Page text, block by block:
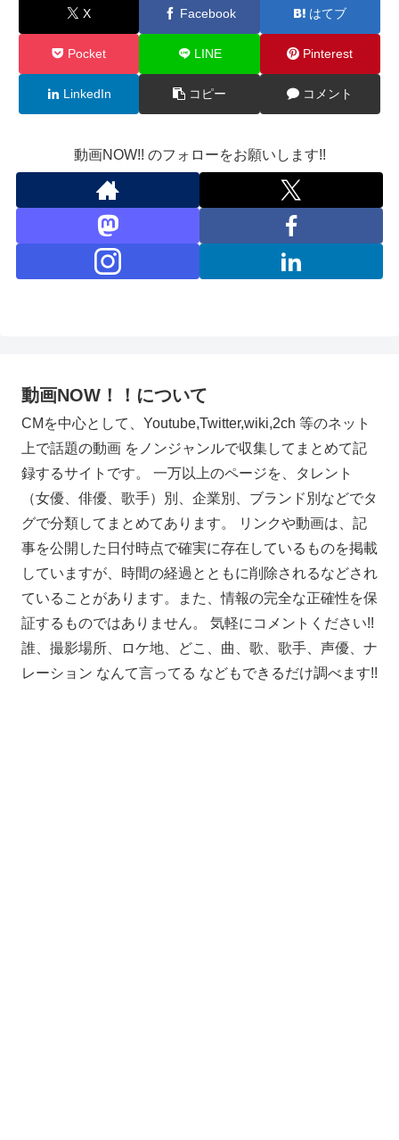
X Facebook はてブ
Pocket LINE Pinterest
LinkedIn コピー コメント
動画NOW!! のフォローをお願いします!!
動画NOW！！について
CMを中心として、Youtube,Twitter,wiki,2ch 等のネット
上で話題の動画 をノンジャンルで収集してまとめて記
録するサイトです。 一万以上のページを、タレント
（女優、俳優、歌手）別、企業別、ブランド別などでタ
グで分類してまとめてあります。 リンクや動画は、記
事を公開した日付時点で確実に存在しているものを掲載
していますが、時間の経過とともに削除されるなどされ
ていることがあります。また、情報の完全な正確性を保
証するものではありません。 気軽にコメントください!!
誰、撮影場所、ロケ地、どこ、曲、歌、歌手、声優、ナ
レーション なんて言ってる などもできるだけ調べます!!